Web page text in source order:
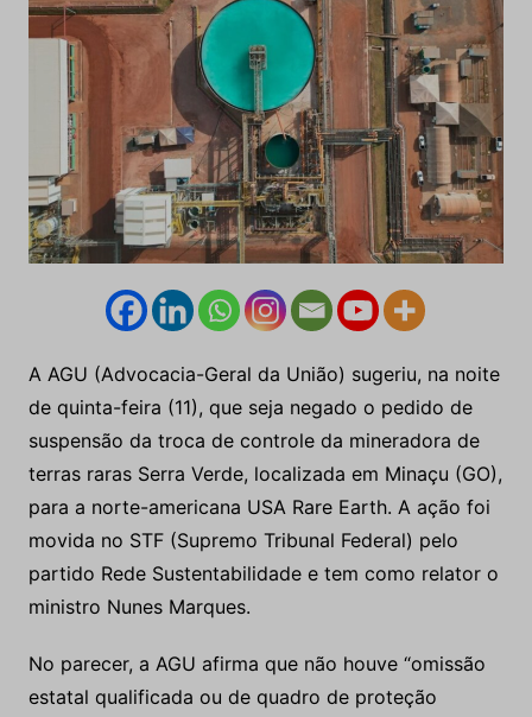
A AGU (Advocacia-Geral da União) sugeriu, na noite
de quinta-feira (11), que seja negado o pedido de
suspensão da troca de controle da mineradora de
terras raras Serra Verde, localizada em Minaçu (GO),
para a norte-americana USA Rare Earth. A ação foi
movida no STF (Supremo Tribunal Federal) pelo
partido Rede Sustentabilidade e tem como relator o
ministro Nunes Marques.
No parecer, a AGU afirma que não houve “omissão
estatal qualificada ou de quadro de proteção